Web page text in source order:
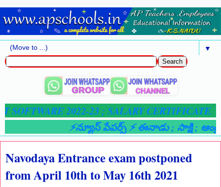
▼
2022-23 ; SALARY CERTIFICATE
⚡న్యూస్ పేపర్స్ ⚡ ఈనాడు; సాక్షి;
Navodaya Entrance exam postponed
from April 10th to May 16th 2021